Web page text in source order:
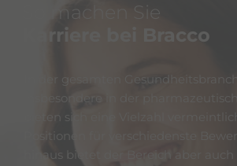
So machen Sie
Karriere bei Bracco
In der gesamten
insbesondere in der
bieten sich eine Vielzahl
Positionen für verschiedenste
hinaus bietet der Bereich aber auch